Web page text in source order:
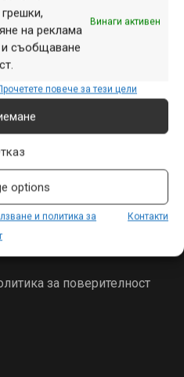
на реклама
съобщаване
Винаги активен
повече за тези цели
options
и политика за
Контакти
за поверителност